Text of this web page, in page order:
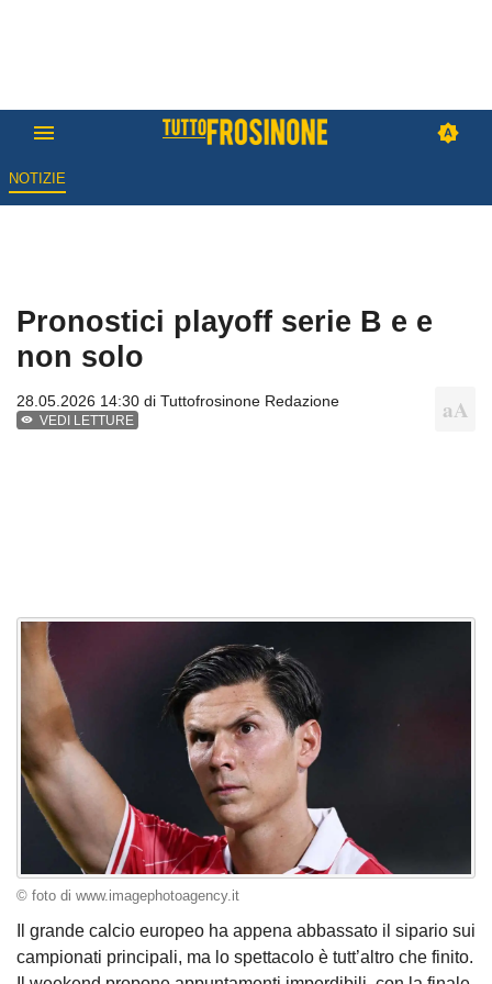
NOTIZIE
Pronostici playoff serie B e e
non solo
28.05.2026 14:30 di Tuttofrosinone Redazione
VEDI LETTURE
© foto di www.imagephotoagency.it
Il grande calcio europeo ha appena abbassato il sipario sui
campionati principali, ma lo spettacolo è tutt’altro che finito.